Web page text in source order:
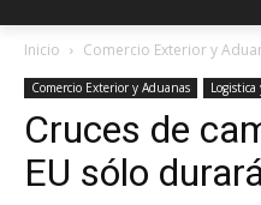
Inicio Comercio Exterior y
Comercio Exterior y Aduanas
Cruces de
EU sólo